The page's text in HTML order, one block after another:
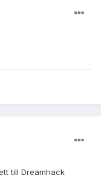
till Dreamhack